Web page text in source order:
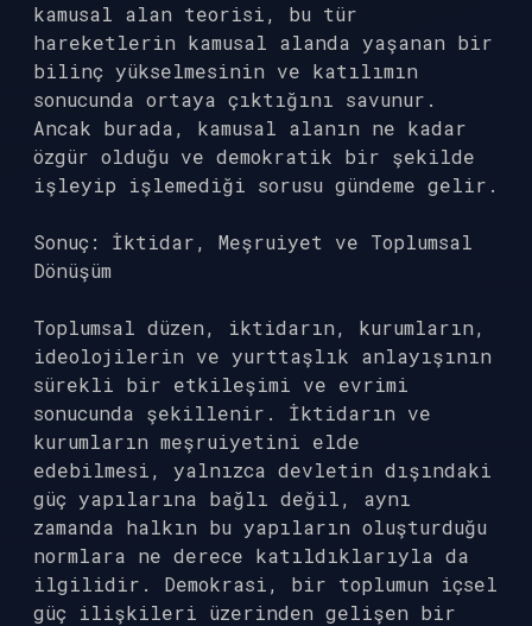
kamusal alan teorisi, bu tür
hareketlerin kamusal alanda yaşanan bir
bilinç yükselmesinin ve katılımın
sonucunda ortaya çıktığını savunur.
Ancak burada, kamusal alanın ne kadar
özgür olduğu ve demokratik bir şekilde
işleyip işlemediği sorusu gündeme gelir.
Sonuç: İktidar, Meşruiyet ve Toplumsal
Dönüşüm
Toplumsal düzen, iktidarın, kurumların,
ideolojilerin ve yurttaşlık anlayışının
sürekli bir etkileşimi ve evrimi
sonucunda şekillenir. İktidarın ve
kurumların meşruiyetini elde
edebilmesi, yalnızca devletin dışındaki
güç yapılarına bağlı değil, aynı
zamanda halkın bu yapıların oluşturduğu
normlara ne derece katıldıklarıyla da
ilgilidir. Demokrasi, bir toplumun içsel
güç ilişkileri üzerinden gelişen bir